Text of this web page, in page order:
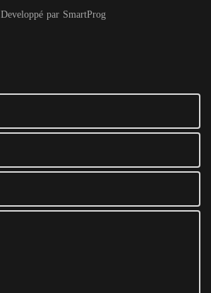
Developpé par SmartProg